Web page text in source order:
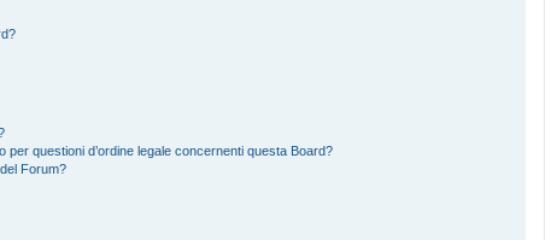
questioni d’ordine legale concernenti questa Board?
Forum?